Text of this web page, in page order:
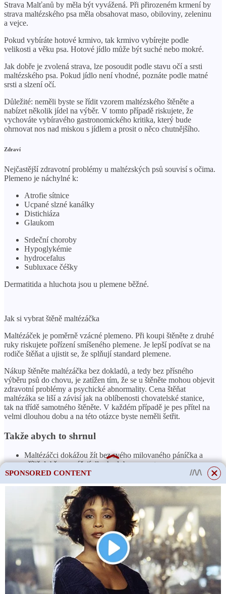
Strava Malťanů by měla být vyvážená. Při přirozeném krmení by
strava maltézského psa měla obsahovat maso, obiloviny, zeleninu
a vejce.
Pokud vybíráte hotové krmivo, tak krmivo vybírejte podle
velikosti a věku psa. Hotové jídlo může být suché nebo mokré.
Jak dobře je zvolená strava, lze posoudit podle stavu očí a srsti
maltézského psa. Pokud jídlo není vhodné, poznáte podle matné
srsti a slzení očí.
Důležité: neměli byste se řídit vzorem maltézského štěněte a
nabízet několik jídel na výběr. V tomto případě riskujete, že
vychováte vybíravého gastronomického kritika, který bude
ohrnovat nos nad miskou s jídlem a prosit o něco chutnějšího.
Zdraví
Nejčastější zdravotní problémy u maltézských psů souvisí s očima.
Plemeno je náchylné k:
Atrofie sítnice
Ucpané slzné kanálky
Distichiáza
Glaukom
Srdeční choroby
Hypoglykémie
hydrocefalus
Subluxace čéšky
Dermatitida a hluchota jsou u plemene běžné.
Jak si vybrat štěně maltézáčka
Maltézáček je poměrně vzácné plemeno. Při koupi štěněte z druhé
ruky riskujete pořízení smíšeného plemene. Je lepší podívat se na
rodiče štěňat a ujistit se, že splňují standard plemene.
Nákup štěněte maltézáčka bez dokladů, a tedy bez přísného
výběru psů do chovu, je zatížen tím, že se u štěněte mohou objevit
zdravotní problémy a psychické abnormality. Cena štěňat
maltézáka se liší a závisí jak na oblíbenosti chovatelské stanice,
tak na třídě samotného štěněte. V každém případě je pes přítel na
velmi dlouhou dobu a na této otázce byste neměli šetřit.
Takže abych to shrnul
Maltézáčci dokážou žít bez svého milovaného páníčka a
příliš dobře nesnášejí dlouhodobou samotu.
Maltézáček není tichý pes. Lapdog má tendenci mluvit
nahlas a ne vždy k věci.
Nedoporučuje se nabízet vašemu maltézákovi několik jídel
na výběr, jinak se pes promění v nejpřísnějšího kulinářského
kritika, kterého bude těžké potěšit.
Péče o vašeho maltézáčka by měla být každodenní a
důkladná.
Maltézáčci mají mírumilovnou povahu, dobře vycházejí s
ostatními zvířaty a nacházejí kontakt s dětmi.
Maltézáčci jsou velmi křehcí psi, při styku s nimi byste měli
být maximálně opatrní.
SPONSORED CONTENT